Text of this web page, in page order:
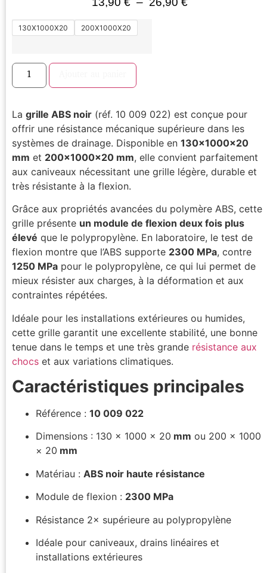
130X1000X20 200X1000X20
La grille ABS noir (réf. 10 009 022) est conçue pour
offrir une résistance mécanique supérieure dans les
systèmes de drainage. Disponible en 130×1000×20
mm et 200×1000×20 mm, elle convient parfaitement
aux caniveaux nécessitant une grille légère, durable et
très résistante à la flexion.
Grâce aux propriétés avancées du polymère ABS, cette
grille présente un module de flexion deux fois plus
élevé que le polypropylène. En laboratoire, le test de
flexion montre que l’ABS supporte 2300 MPa, contre
1250 MPa pour le polypropylène, ce qui lui permet de
mieux résister aux charges, à la déformation et aux
contraintes répétées.
Idéale pour les installations extérieures ou humides,
cette grille garantit une excellente stabilité, une bonne
tenue dans le temps et une très grande résistance aux
chocs et aux variations climatiques.
Caractéristiques principales
Référence : 10 009 022
Dimensions : 130 × 1000 × 20 mm ou 200 × 1000
× 20 mm
Matériau : ABS noir haute résistance
Module de flexion : 2300 MPa
Résistance 2× supérieure au polypropylène
Idéale pour caniveaux, drains linéaires et
installations extérieures